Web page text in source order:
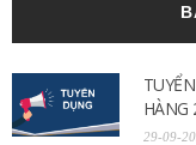
HÀNG
29-09-